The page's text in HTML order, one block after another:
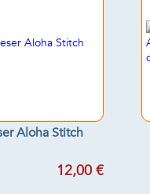
Aloha Stitch
12,00 €